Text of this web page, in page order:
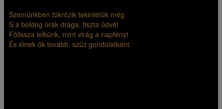
Szemünkben tükrözik tekintetük még
S a boldog órák drága, tiszta üdvét
Fölissza lelkünk, mint virág a napfényt
És élnek ők tovább, szűz gondolatként.